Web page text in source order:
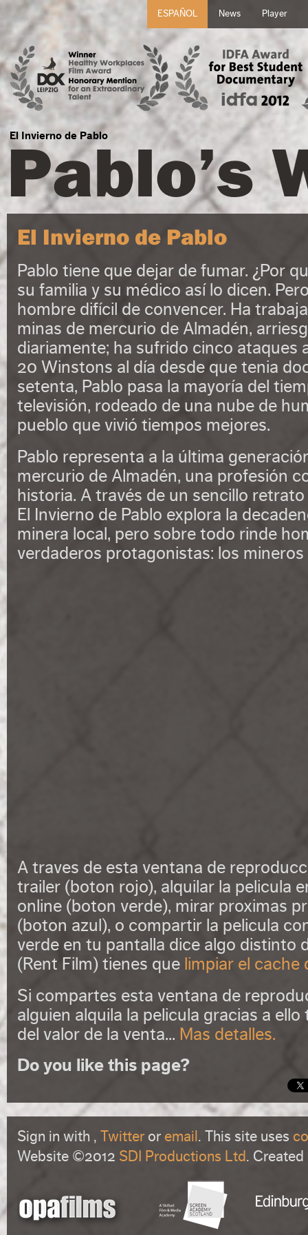
ESPAÑOL News Player
El Invierno de Pablo
Pablo’s
El Invierno de Pablo
Pablo tiene que dejar de fumar. ¿Por
su familia y su médico así lo dicen.
hombre difícil de convencer. Ha
minas de mercurio de Almadén,
diariamente; ha sufrido cinco ataques
20 Winstons al día desde que tenia
setenta, Pablo pasa la mayoría del
televisión, rodeado de una nube de
pueblo que vivió tiempos mejores.
Pablo representa a la última
mercurio de Almadén, una profesión
historia. A través de un sencillo
El Invierno de Pablo explora la
minera local, pero sobre todo rinde
verdaderos protagonistas: los mineros
A traves de esta ventana de
trailer (boton rojo), alquilar la pelicula
online (boton verde), mirar proximas
(boton azul), o compartir la pelicula
verde en tu pantalla dice algo distinto
(Rent Film) tienes que limpiar el
Si compartes esta ventana de
alguien alquila la pelicula gracias a
del valor de la venta... Mas detalles.
Do you like this page?
Sign in with , Twitter or email . This site uses
Website ©2012 SDI Productions Ltd.